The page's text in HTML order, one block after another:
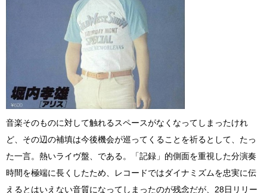
音楽そのものに対して触れるスペースがなくなってしまったけれ
ど、その辺の補填は今後機会が巡ってくることを祈るとして、たっ
た一言。熱いライヴ盤、である。「記録」的側面を重視した分演奏
時間を極端に長くしたため、レコードではダイナミズムを忠実に伝
えるとはいえない音質になってしまったのが残念だが、28日リリー